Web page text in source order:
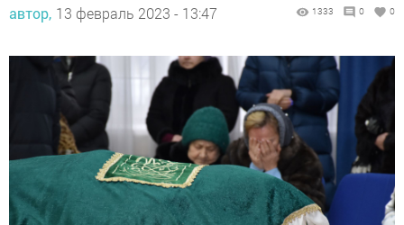
автор, 13 февраль 2023 - 13:47 1333 0 0